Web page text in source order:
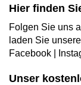
Hier finden
Folgen Sie uns
laden Sie
Facebook
Unser